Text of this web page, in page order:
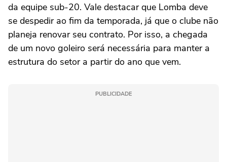
da equipe sub-20. Vale destacar que Lomba deve
se despedir ao fim da temporada, já que o clube não
planeja renovar seu contrato. Por isso, a chegada
de um novo goleiro será necessária para manter a
estrutura do setor a partir do ano que vem.
PUBLICIDADE